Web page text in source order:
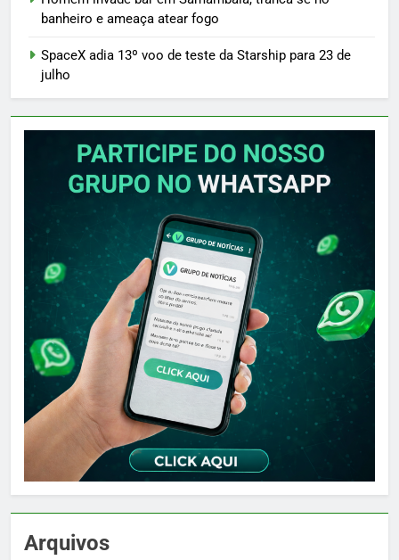
banheiro e ameaça atear fogo
SpaceX adia 13º voo de teste da Starship para 23 de
julho
Arquivos